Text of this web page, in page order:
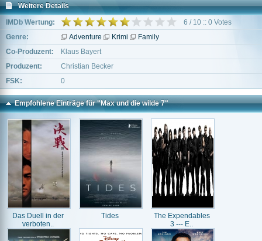
Weitere Details
IMDb Wertung:
6 / 10 :: 0 Votes
Genre:
Adventure Krimi
Family
Co-Produzent:
Klaus Bayert
Produzent:
Christian Becker
FSK:
0
Empfohlene Einträge für "Max und die wilde 7"
Das Duell in der
verboten..
Tides
The Expendables
3 --- E..